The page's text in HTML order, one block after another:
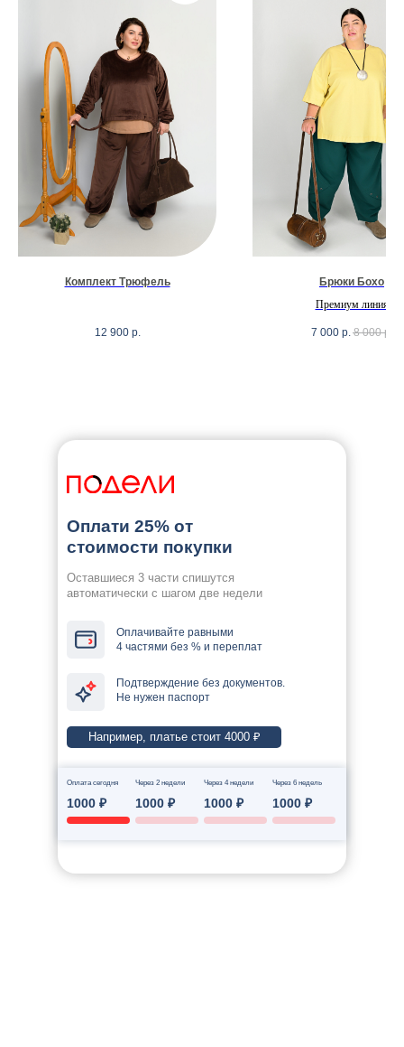
Комплект Трюфель
12 900 р.
Брюки Бохо
Премиум линия
7 000 р. 8 000 р.
Оплати 25% от
стоимости покупки
Оставшиеся 3 части спишутся
автоматически с шагом две недели
Оплачивайте равными
4 частями без % и переплат
Подтверждение без документов.
Не нужен паспорт
Например, платье стоит 4000 ₽
Оплата сегодня Через 2 недели Через 4 недели Через 6 недель
1000 ₽ 1000 ₽ 1000 ₽ 1000 ₽